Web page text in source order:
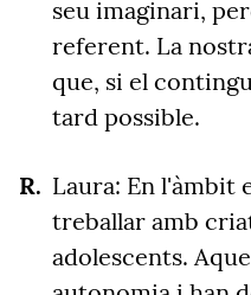
seu imaginari,
referent. La
que, si el
tard possible.
Laura: En l'àmbit
treballar amb
adolescents.